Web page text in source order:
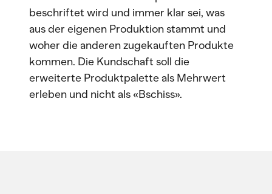
beschriftet wird und immer klar sei, was
aus der eigenen Produktion stammt und
woher die anderen zugekauften Produkte
kommen. Die Kundschaft soll die
erweiterte Produktpalette als Mehrwert
erleben und nicht als «Bschiss».